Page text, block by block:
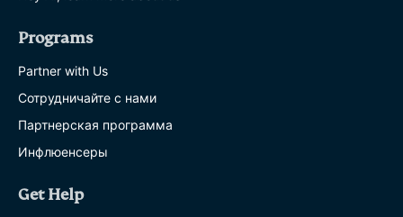
Programs
Partner with Us
Сотрудничайте с нами
Партнерская программа
Инфлюенсеры
Get Help